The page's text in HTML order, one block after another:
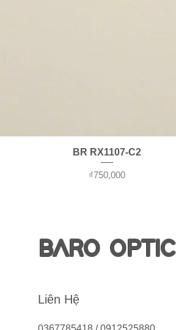
제품보기
BR RX1107-C2
가격
₫750,000
BARO OPTIC
Liên Hệ